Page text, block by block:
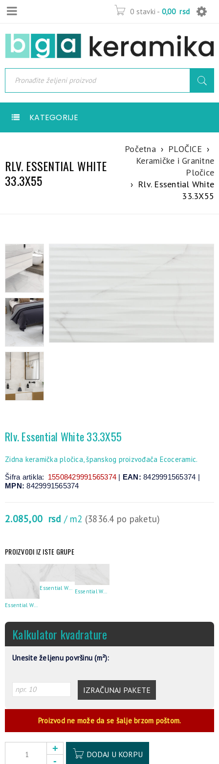
0 stavki - 0,00 rsd
KATEGORIJE
RLV. ESSENTIAL WHITE
33.3X55
Početna › PLOČICE ›
Keramičke i Granitne
Pločice
› Rlv. Essential White
33.3X55
Rlv. Essential White 33.3X55
Zidna keramička pločica, španskog proizvođača Ecoceramic.
Šifra artikla: 15508429991565374 | EAN: 8429991565374 |
MPN: 8429991565374
2.085,00 rsd / m2 (3836.4 po paketu)
PROIZVODI IZ ISTE GRUPE
Essential White 60.8X60.8
Essential White 60X120
Kalkulator kvadrature
Unesite željenu površinu (m²):
IZRAČUNAJ PAKETE
Proizvod ne može da se šalje brzom poštom.
DODAJ U KORPU